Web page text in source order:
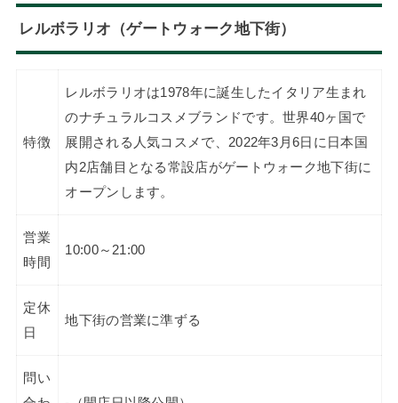
レルボラリオ（ゲートウォーク地下街）
特徴
レルボラリオは1978年に誕生したイタリア生まれ
のナチュラルコスメブランドです。世界40ヶ国で
展開される人気コスメで、2022年3月6日に日本国
内2店舗目となる常設店がゲートウォーク地下街に
オープンします。
営業
時間
10:00～21:00
定休
日
地下街の営業に準ずる
問い